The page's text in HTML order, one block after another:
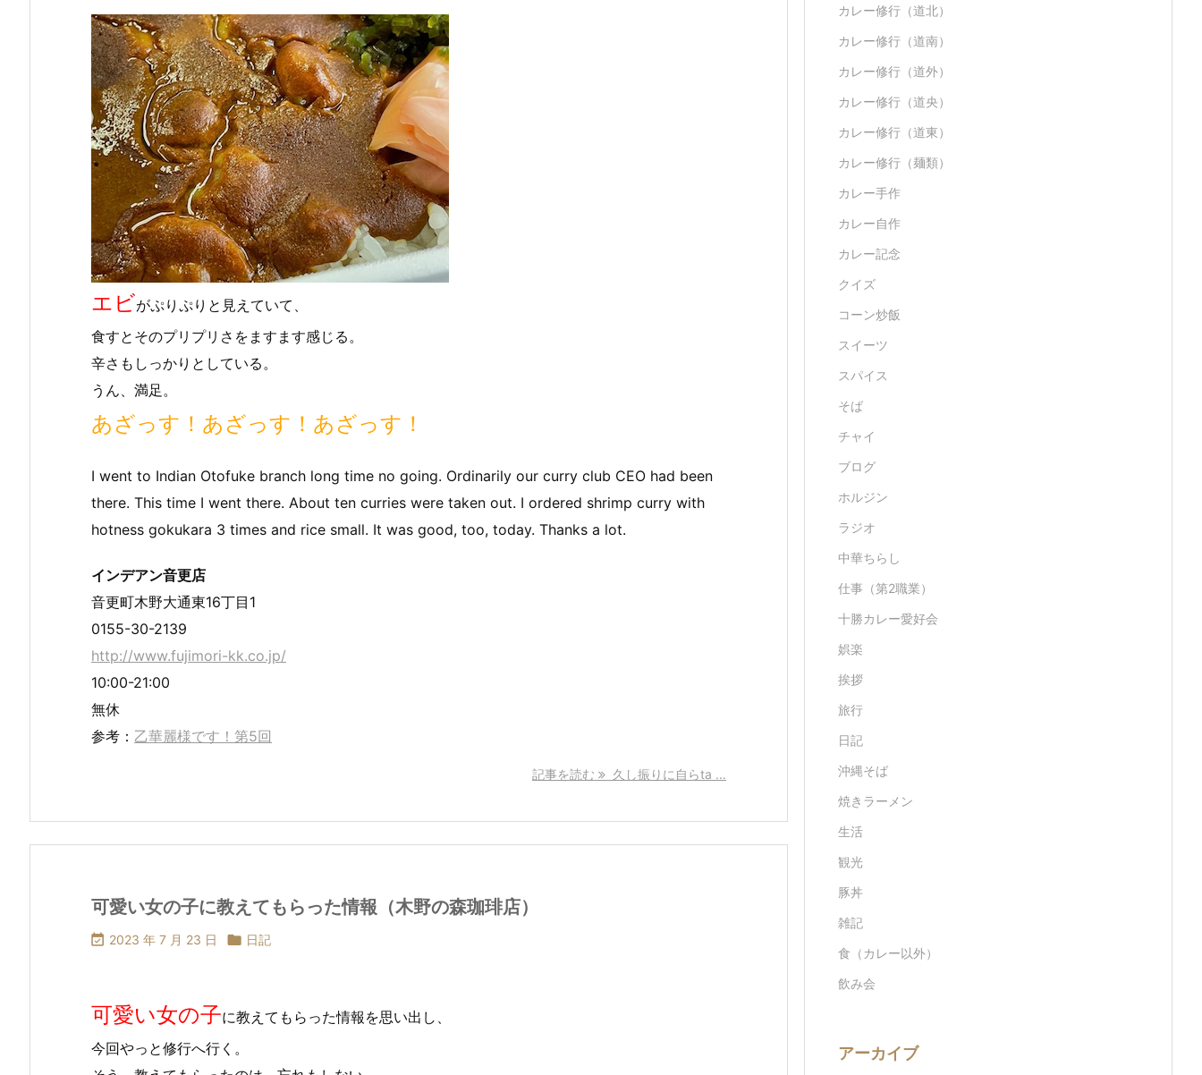
エビがぷりぷりと見えていて、
食すとそのプリプリさをますます感じる。
辛さもしっかりとしている。
うん、満足。
あざっす！あざっす！あざっす！
I went to Indian Otofuke branch long time no going. Ordinarily our curry club CEO had been
there. This time I went there. About ten curries were taken out. I ordered shrimp curry with
hotness gokukara 3 times and rice small. It was good, too, today. Thanks a lot.
インデアン音更店
音更町木野大通東16丁目1
0155-30-2139
http://www.fujimori-kk.co.jp/
10:00-21:00
無休
参考： 乙華麗様です！第5回
記事を読む 久し振りに自らta ...
可愛い女の子に教えてもらった情報（木野の森珈琲店）
 2023 年 7 月 23 日  日記
可愛い女の子に教えてもらった情報を思い出し、
今回やっと修行へ行く。
カレー修行（道北）
カレー修行（道南）
カレー修行（道外）
カレー修行（道央）
カレー修行（道東）
カレー修行（麺類）
カレー手作
カレー自作
カレー記念
クイズ
コーン炒飯
スイーツ
スパイス
そば
チャイ
ブログ
ホルジン
ラジオ
中華ちらし
仕事（第2職業）
十勝カレー愛好会
娯楽
挨拶
旅行
日記
沖縄そば
焼きラーメン
生活
観光
豚丼
雑記
食（カレー以外）
飲み会
アーカイブ